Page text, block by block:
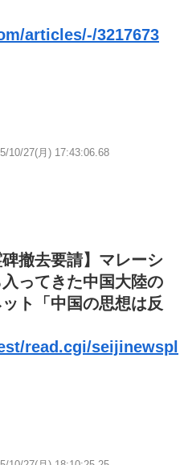
articles/-/3217673
10/27(月) 17:43:06.68
碑撤去要請】マレーシ
ってきた中国大陸の
ト「中国の思想は反
read.cgi/seijinewspl